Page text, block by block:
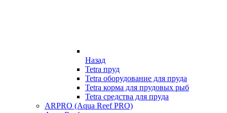
Назад
Tetra пруд
Tetra оборудование для пруда
Tetra корма для прудовых рыб
Tetra средства для пруда
ARPRO (Aqua Reef PRO)